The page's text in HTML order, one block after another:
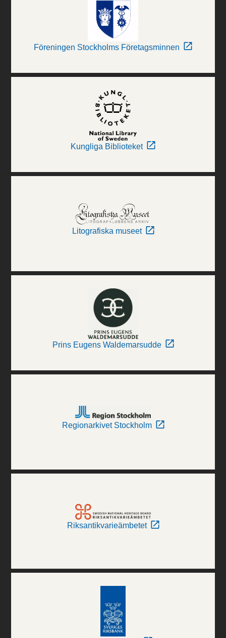
Föreningen Stockholms Företagsminnen
Kungliga Biblioteket
Litografiska museet
Prins Eugens Waldemarsudde
Regionarkivet Stockholm
Riksantikvarieämbetet